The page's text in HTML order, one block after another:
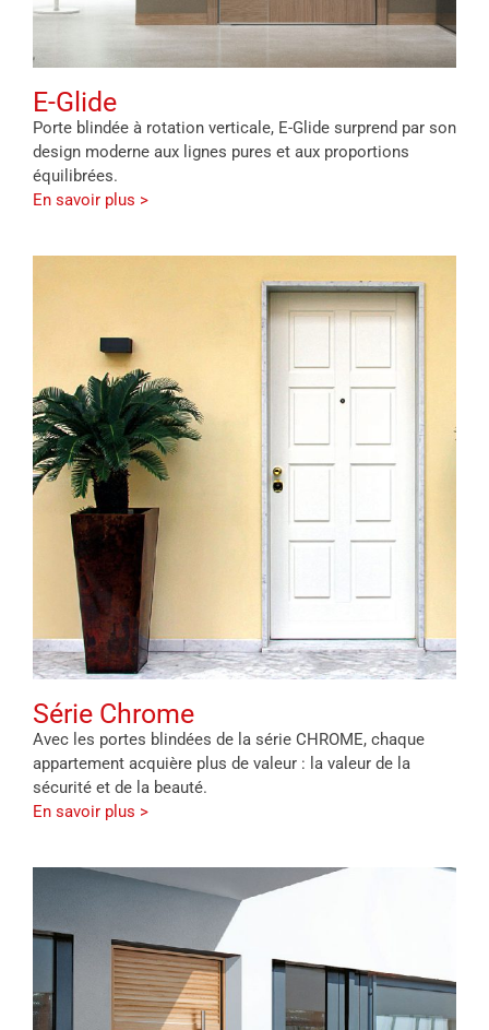
E-Glide
Porte blindée à rotation verticale, E-Glide surprend par son
design moderne aux lignes pures et aux proportions
équilibrées.
En savoir plus >
Série Chrome
Avec les portes blindées de la série CHROME, chaque
appartement acquière plus de valeur : la valeur de la
sécurité et de la beauté.
En savoir plus >